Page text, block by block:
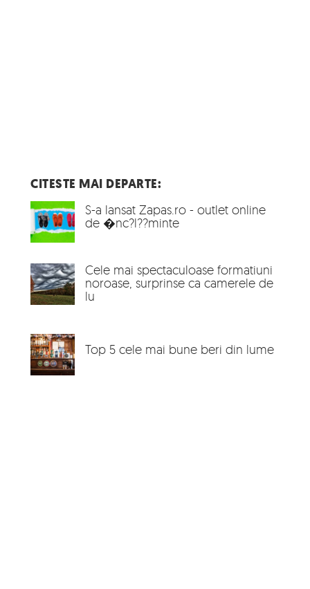
CITESTE MAI DEPARTE:
S-a lansat Zapas.ro - outlet online
de �nc?l??minte
Cele mai spectaculoase formatiuni
noroase, surprinse ca camerele de
lu
Top 5 cele mai bune beri din lume